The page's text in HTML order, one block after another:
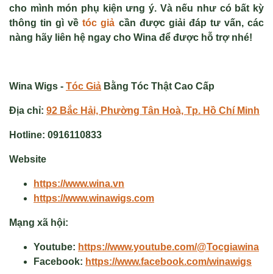
cho mình món phụ kiện ưng ý. Và nếu như có bất kỳ
thông tin gì vềtóc giả cần được giải đáp tư vấn, các
nàng hãy liên hệ ngay cho Wina để được hỗ trợ nhé!
Wina Wigs - Tóc Giả Bằng Tóc Thật Cao Cấp
Địa chỉ: 92 Bắc Hải, Phường Tân Hoà, Tp. Hồ Chí Minh
Hotline: 0916110833
Website
https://www.wina.vn
https://www.winawigs.com
Mạng xã hội:
Youtube: https://www.youtube.com/@Tocgiawina
Facebook: https://www.facebook.com/winawigs